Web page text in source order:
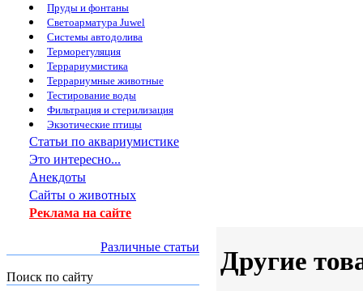
Пруды и фонтаны
Светоарматура Juwel
Системы автодолива
Терморегуляция
Террариумистика
Террариумные животные
Тестирование воды
Фильтрация и стерилизация
Экзотические птицы
Статьи по аквариумистике
Это интересно...
Анекдоты
Сайты о животных
Реклама на сайте
Различные статьи
Поиск по сайту
Другие